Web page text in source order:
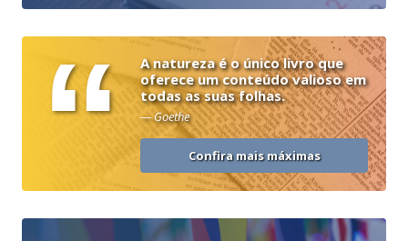
“
A natureza é o único livro que
oferece um conteúdo valioso em
todas as suas folhas.
— Goethe
Confira mais máximas